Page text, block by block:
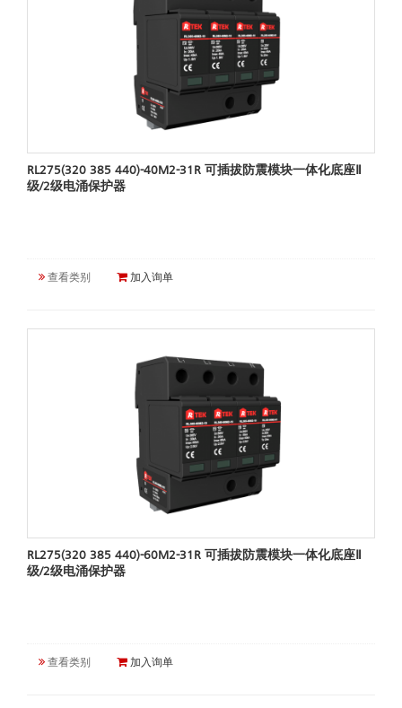
RL275(320 385 440)-40M2-31R 可插拔防震模块一体化底座Ⅱ
级/2级电涌保护器
查看类别 加入询单
RL275(320 385 440)-60M2-31R 可插拔防震模块一体化底座Ⅱ
级/2级电涌保护器
查看类别 加入询单